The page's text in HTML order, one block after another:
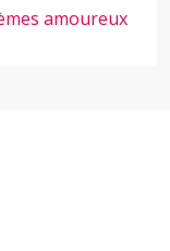
amoureux